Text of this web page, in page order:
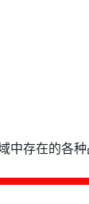
存在的各